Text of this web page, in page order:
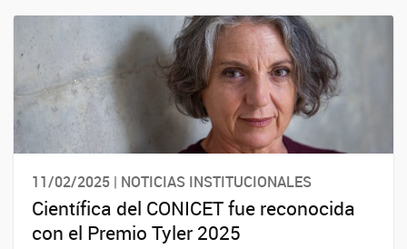
11/02/2025 | NOTICIAS INSTITUCIONALES
Científica del CONICET fue reconocida
con el Premio Tyler 2025